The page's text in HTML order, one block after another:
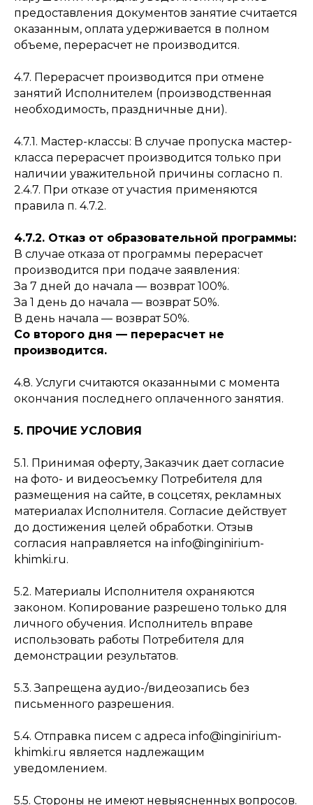
предоставления документов занятие считается
оказанным, оплата удерживается в полном
объеме, перерасчет не производится.
4.7. Перерасчет производится при отмене
занятий Исполнителем (производственная
необходимость, праздничные дни).
4.7.1. Мастер-классы: В случае пропуска мастер-
класса перерасчет производится только при
наличии уважительной причины согласно п.
2.4.7. При отказе от участия применяются
правила п. 4.7.2.
4.7.2. Отказ от образовательной программы:
В случае отказа от программы перерасчет
производится при подаче заявления:
За 7 дней до начала — возврат 100%.
За 1 день до начала — возврат 50%.
В день начала — возврат 50%.
Со второго дня — перерасчет не
производится.
4.8. Услуги считаются оказанными с момента
окончания последнего оплаченного занятия.
5. ПРОЧИЕ УСЛОВИЯ
5.1. Принимая оферту, Заказчик дает согласие
на фото- и видеосъемку Потребителя для
размещения на сайте, в соцсетях, рекламных
материалах Исполнителя. Согласие действует
до достижения целей обработки. Отзыв
согласия направляется на info@inginirium-
khimki.ru.
5.2. Материалы Исполнителя охраняются
законом. Копирование разрешено только для
личного обучения. Исполнитель вправе
использовать работы Потребителя для
демонстрации результатов.
5.3. Запрещена аудио-/видеозапись без
письменного разрешения.
5.4. Отправка писем с адреса info@inginirium-
khimki.ru является надлежащим
уведомлением.
5.5. Стороны не имеют невыясненных вопросов.